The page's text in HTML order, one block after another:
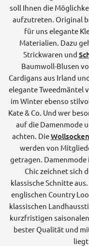
soll Ihnen die
aufzutreten. Original
für uns elegante
Materialien. Dazu
Strickwaren und
Baumwoll-Blusen
Cardigans aus Irland
elegante Tweedmäntel
im Winter ebenso
Kate & Co. Und wer
auf die Damenmode
achten. Die
werden von
getragen.
Chic zeichnet sich
klassische Schnitte
englischen Country
klassischen
kurzfristigen
bester Qualität und
liegt